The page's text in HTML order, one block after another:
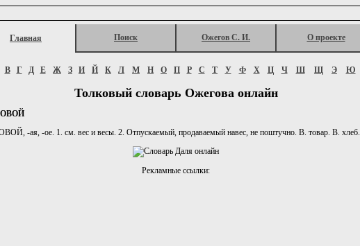
Главная Поиск Ожегов С. И. О проекте
В Г Д Е Ж З И Й К Л М Н О П Р С Т У Ф Х Ц Ч Ш Щ Э Ю
Толковый словарь Ожегова онлайн
-ая, -ое. 1. см. вес и весы. 2. Отпускаемый, продаваемый навес, не поштучно. В. товар. В. хлеб.
Рекламные ссылки: